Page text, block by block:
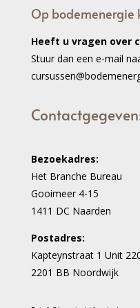
Op bodemenergie
Heeft u vragen over
Stuur dan een e-mail
Bezoekadres:
Het Branche Bureau
Gooimeer 4-15
1411 DC Naarden
Postadres:
Kapteynstraat 1 Unit
2201 BB Noordwijk